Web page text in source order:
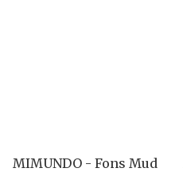
MIMUNDO - Fons Mud